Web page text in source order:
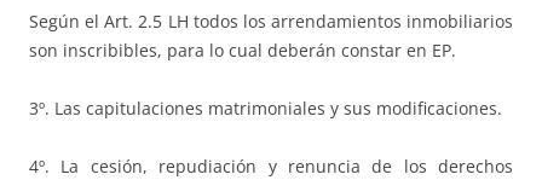
Según el Art. 2.5 LH todos los arrendamientos inmobiliarios
son inscribibles, para lo cual deberán constar en EP.
3º. Las capitulaciones matrimoniales y sus modificaciones.
4º. La cesión, repudiación y renuncia de los derechos